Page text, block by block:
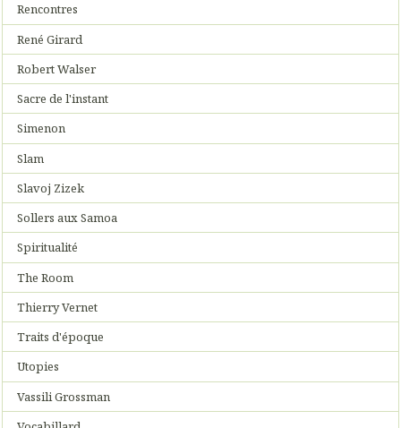
Rencontres
René Girard
Robert Walser
Sacre de l'instant
Simenon
Slam
Slavoj Zizek
Sollers aux Samoa
Spiritualité
The Room
Thierry Vernet
Traits d'époque
Utopies
Vassili Grossman